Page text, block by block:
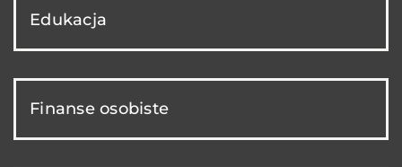
Edukacja
Finanse osobiste